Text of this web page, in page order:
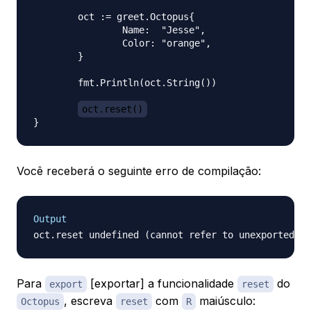
oct.reset()
Você receberá o seguinte erro de compilação:
Output
Para export [exportar] a funcionalidade reset do
Octopus , escreva reset com R maiúsculo: